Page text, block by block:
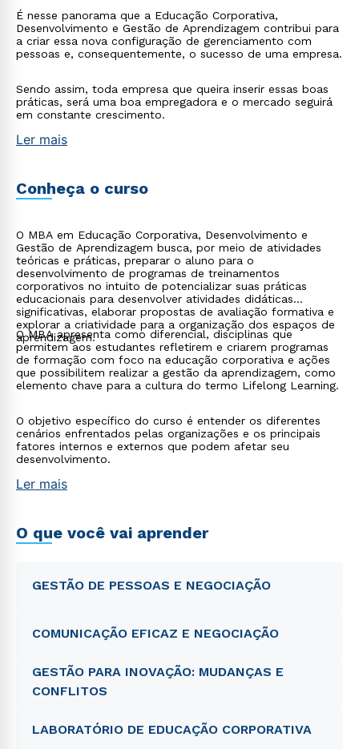
É nesse panorama que a Educação Corporativa,
Desenvolvimento e Gestão de Aprendizagem contribui para
a criar essa nova configuração de gerenciamento com
pessoas e, consequentemente, o sucesso de uma empresa.
Sendo assim, toda empresa que queira inserir essas boas
práticas, será uma boa empregadora e o mercado seguirá
em constante crescimento.
Ler mais
Conheça o curso
O MBA em Educação Corporativa, Desenvolvimento e
Gestão de Aprendizagem busca, por meio de atividades
teóricas e práticas, preparar o aluno para o
desenvolvimento de programas de treinamentos
corporativos no intuito de potencializar suas práticas
educacionais para desenvolver atividades didáticas
significativas, elaborar propostas de avaliação formativa e
explorar a criatividade para a organização dos espaços de
aprendizagem.
O MBA apresenta como diferencial, disciplinas que
permitem aos estudantes refletirem e criarem programas
de formação com foco na educação corporativa e ações
que possibilitem realizar a gestão da aprendizagem, como
elemento chave para a cultura do termo Lifelong Learning.
O objetivo específico do curso é entender os diferentes
cenários enfrentados pelas organizações e os principais
fatores internos e externos que podem afetar seu
desenvolvimento.
Ler mais
O que você vai aprender
GESTÃO DE PESSOAS E NEGOCIAÇÃO
COMUNICAÇÃO EFICAZ E NEGOCIAÇÃO
GESTÃO PARA INOVAÇÃO: MUDANÇAS E
CONFLITOS
LABORATÓRIO DE EDUCAÇÃO CORPORATIVA